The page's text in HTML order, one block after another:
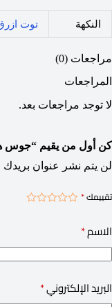
النكهة توت
مراجعات (0)
المراجعات
لا توجد مراجعات بعد.
كن أول من يقيم “جوس هيد
لن يتم نشر عنوان بريدك
تقييمك*
الاسم*
البريد الإلكتروني*